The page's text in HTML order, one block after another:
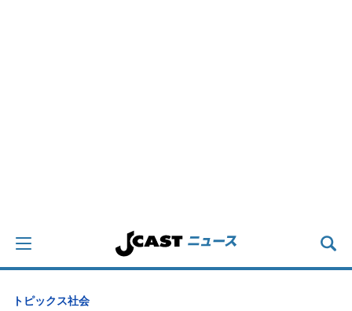
トピックス社会